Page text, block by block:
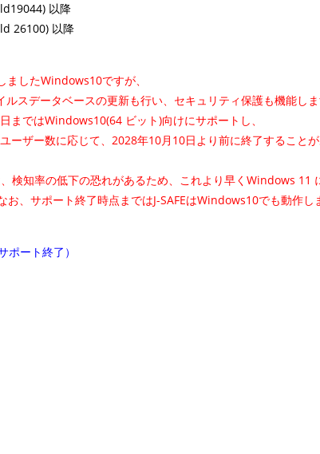
以降
26100) 以降
したWindows10ですが、
スデータベースの更新も行い、セキュリティ保護も機能し
まではWindows10(64 ビット)向けにサポートし、
ーザー数に応じて、2028年10月10日より前に終了すること
検知率の低下の恐れがあるため、これより早くWindows 11
、サポート終了時点まではJ-SAFEはWindows10でも動作し
ポート終了）